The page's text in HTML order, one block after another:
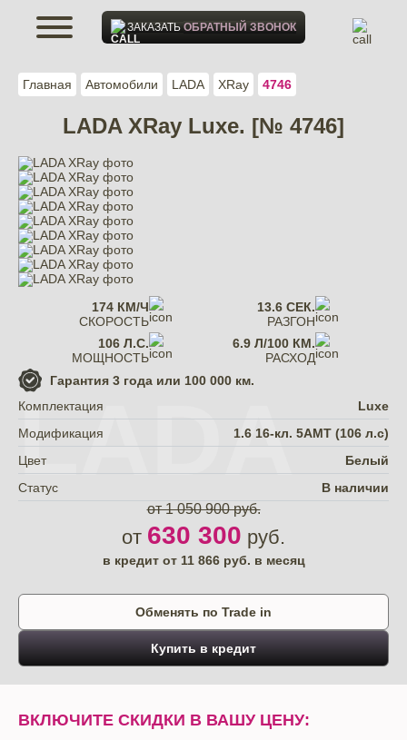
Главная Автомобили LADA XRay 4746
LADA XRay Luxe. [№ 4746]
LADA
Гарантия 3 года или 100 000 км.
Комплектация
Luxe
Модификация
1.6 16-кл. 5АМТ (106 л.с)
Цвет
Белый
Статус
В наличии
от 1 050 900 руб.
от 630 300 руб.
в кредит от 11 866руб. в месяц
174 КМ/Ч
СКОРОСТЬ
13.6 СЕК.
РАЗГОН
106 Л.С.
МОЩНОСТЬ
6.9 Л/100 КМ.
РАСХОД
Обменять по Trade in
Купить в кредит
ВКЛЮЧИТЕ СКИДКИ В ВАШУ ЦЕНУ:
ЗАКАЗАТЬОБРАТНЫЙ ЗВОНОК